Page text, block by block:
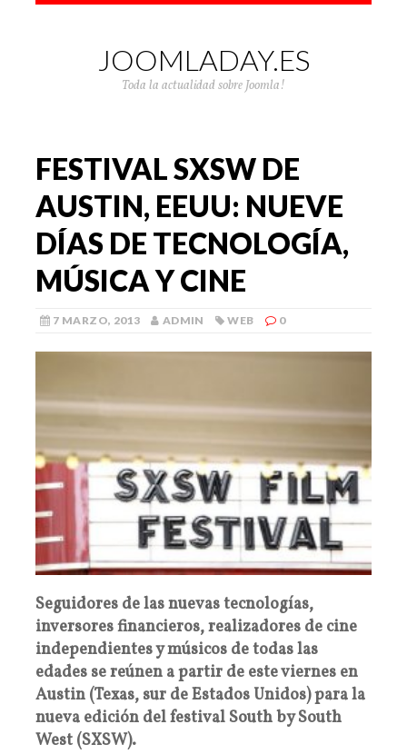
JOOMLADAY.ES
Toda la actualidad sobre Joomla!
FESTIVAL SXSW DE
AUSTIN, EEUU: NUEVE
DÍAS DE TECNOLOGÍA,
MÚSICA Y CINE
7 MARZO, 2013 ADMIN WEB 0
Seguidores de las nuevas tecnologías,
inversores financieros, realizadores de cine
independientes y músicos de todas las
edades se reúnen a partir de este viernes en
Austin (Texas, sur de Estados Unidos) para la
nueva edición del festival South by South
West (SXSW).